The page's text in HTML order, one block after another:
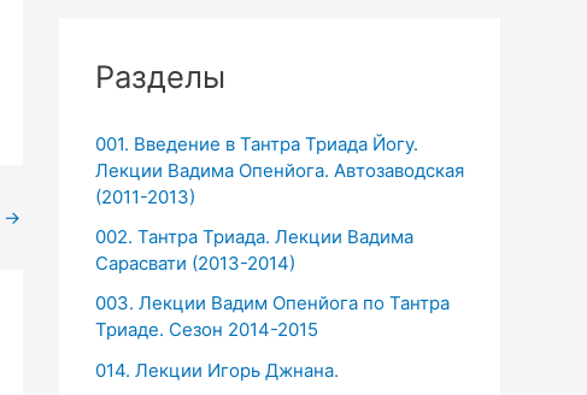
→
Разделы
001. Введение в Тантра Триада Йогу.
Лекции Вадима Опенйога. Автозаводская
(2011-2013)
002. Тантра Триада. Лекции Вадима
Сарасвати (2013-2014)
003. Лекции Вадим Опенйога по Тантра
Триаде. Сезон 2014-2015
014. Лекции Игорь Джнана.